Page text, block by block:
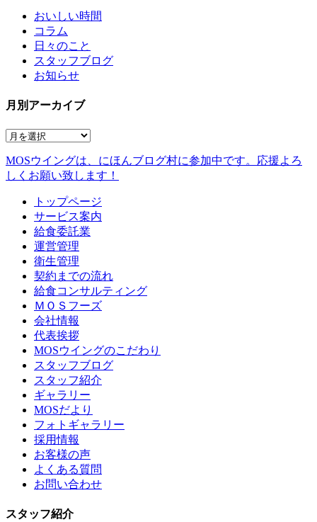
おいしい時間
コラム
日々のこと
スタッフブログ
お知らせ
月別アーカイブ
MOSウイングは、にほんブログ村に参加中です。 応援よろ
しくお願い致します！
トップページ
サービス案内
給食委託業
運営管理
衛生管理
契約までの流れ
給食コンサルティング
ＭＯＳフーズ
会社情報
代表挨拶
MOSウイングのこだわり
スタッフブログ
スタッフ紹介
ギャラリー
MOSだより
フォトギャラリー
採用情報
お客様の声
よくある質問
お問い合わせ
スタッフ紹介